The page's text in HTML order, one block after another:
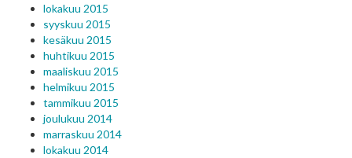
lokakuu 2015
syyskuu 2015
kesäkuu 2015
huhtikuu 2015
maaliskuu 2015
helmikuu 2015
tammikuu 2015
joulukuu 2014
marraskuu 2014
lokakuu 2014